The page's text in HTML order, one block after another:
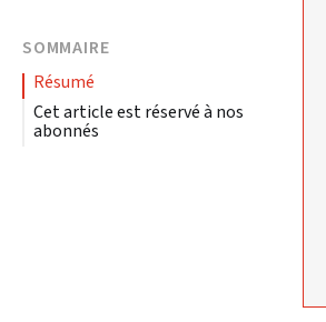
SOMMAIRE
résumé
Cet article est réservé à nos
abonnés